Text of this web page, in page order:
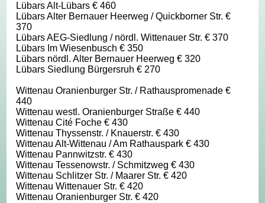
Lübars Alt-Lübars € 460
Lübars Alter Bernauer Heerweg / Quickborner Str. €
370
Lübars AEG-Siedlung / nördl. Wittenauer Str. € 370
Lübars Im Wiesenbusch € 350
Lübars nördl. Alter Bernauer Heerweg € 320
Lübars Siedlung Bürgersruh € 270
Wittenau Oranienburger Str. / Rathauspromenade €
440
Wittenau westl. Oranienburger Straße € 440
Wittenau Cité Foche € 430
Wittenau Thyssenstr. / Knauerstr. € 430
Wittenau Alt-Wittenau / Am Rathauspark € 430
Wittenau Pannwitzstr. € 430
Wittenau Tessenowstr. / Schmitzweg € 430
Wittenau Schlitzer Str. / Maarer Str. € 420
Wittenau Wittenauer Str. € 420
Wittenau Oranienburger Str. € 420